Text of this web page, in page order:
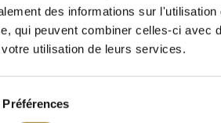
des informations sur
qui peuvent combiner celles-ci avec
utilisation de leurs services.
Préférences